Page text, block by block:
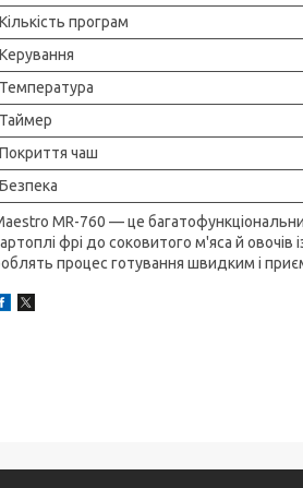
Кількість програм
Керування
Температура
Таймер
Покриття чаш
Безпека
MR-760 — це
фрі до соковитого м'яса й овочів
процес готування швидким і